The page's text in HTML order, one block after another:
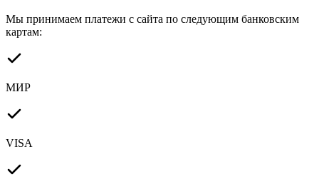
Мы принимаем платежи с сайта по следующим банковским
картам:
МИР
VISA